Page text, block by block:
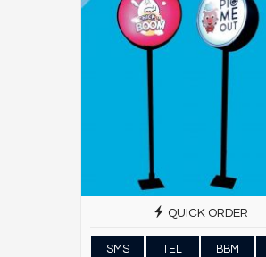
QUICK ORDER
SMS TEL BBM